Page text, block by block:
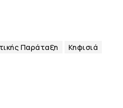
Παράταξη Κηφισιά